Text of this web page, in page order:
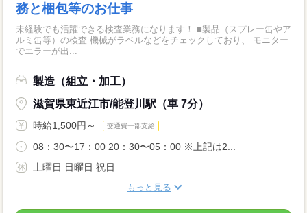
務と梱包等のお仕事
未経験でも活躍できる検査業務になります！ ■製品（スプレー缶やア
ルミ缶等）の検査 機械がラベルなどをチェックしており、 モニター
でエラーが出...
製造（組立・加工）
滋賀県東近江市/能登川駅（車 7分）
時給1,500円～ 交通費一部支給
08：30〜17：00 20：30〜05：00 ※上記は2...
土曜日 日曜日 祝日
もっと見る